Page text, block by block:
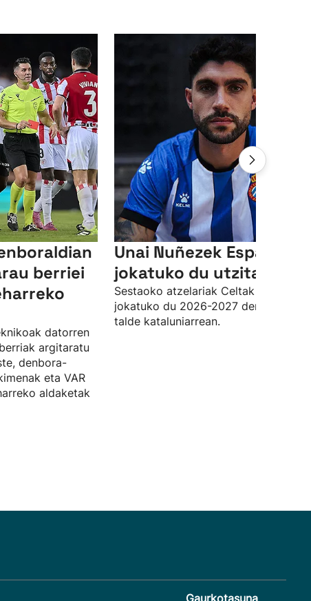
berriei
datorren
argitaratu
denbora-
eta VAR
aldaketak
Unai Nuñezek
jokatuko du utzita
Sestaoko atzelariak Celtak utzita
jokatuko du 2026-2027 denboraldia
talde kataluniarrean.
Gaurkotasuna